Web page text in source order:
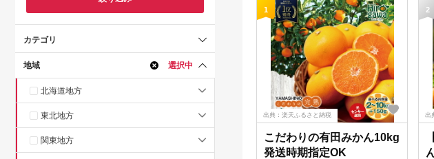
カテゴリ
地域 選択中
北海道地方
東北地方
関東地方
1
出典：楽天ふるさと納税
こだわりの有田みかん10kg
発送時期指定OK
2
出